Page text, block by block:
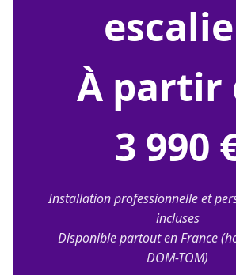
À partir
3 990
Installation professionnelle et
incluses
Disponible partout en France
DOM-TOM)